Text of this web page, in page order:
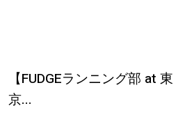
【FUDGEランニング部 at 東
京...